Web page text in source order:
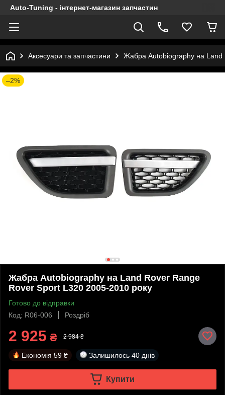
Auto-Tuning - інтернет-магазин запчастин
Аксесуари та запчастини Жабра Autobiography на Land
–2%
Жабра Autobiography на Land Rover Range
Rover Sport L320 2005-2010 року
Готово до відправки
Код: R06-006
Роздріб
2 925 ₴ 2 984 ₴
Економія 59 ₴ Залишилось 40 днів
Купити